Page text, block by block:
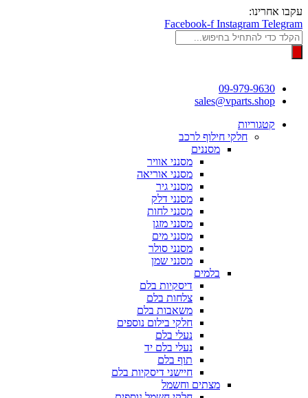
דלג
לתוכן
עקבו אחרינו:
Facebook-f Instagram Telegram
Products
search
09-979-9630
sales@vparts.shop
קטגוריות
חלקי חילוף לרכב
מסננים
מסנני אוויר
מסנני אוריאה
מסנני גיר
מסנני דלק
מסנני לחות
מסנני מזגן
מסנני מים
מסנני סולר
מסנני שמן
בלמים
דיסקיות בלם
צלחות בלם
משאבות בלם
חלקי בילום נוספים
נעלי בלם
נעלי בלם יד
תוף בלם
חיישני דיסקיות בלם
מצתים וחשמל